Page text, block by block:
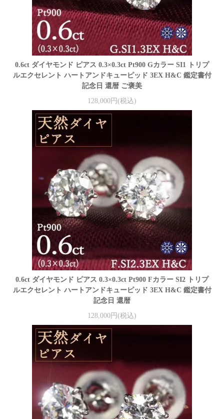
0.6ct ダイヤモンド ピアス 0.3×0.3ct Pt900 Gカラー SI1 トリプ
ルエクセレント ハートアンドキューピッド 3EX H&C 鑑定書付
記念日 還暦 ご褒美
128,000円(税込)
0.6ct ダイヤモンド ピアス 0.3×0.3ct Pt900 Fカラー SI2 トリプ
ルエクセレント ハートアンドキューピッド 3EX H&C 鑑定書付
記念日 還暦
128,000円(税込)